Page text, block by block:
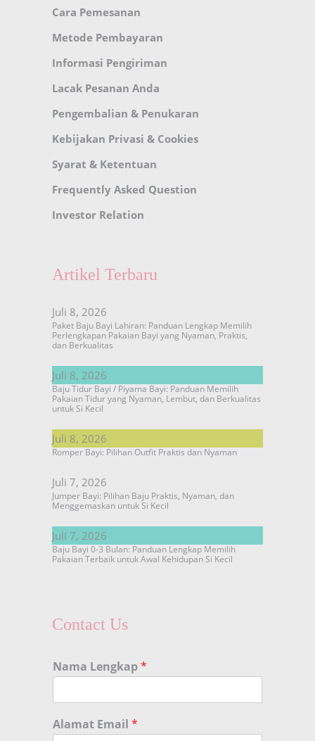
Cara Pemesanan
Metode Pembayaran
Informasi Pengiriman
Lacak Pesanan Anda
Pengembalian & Penukaran
Kebijakan Privasi & Cookies
Syarat & Ketentuan
Frequently Asked Question
Investor Relation
Artikel Terbaru
Juli 8, 2026
Paket Baju Bayi Lahiran: Panduan Lengkap Memilih
Perlengkapan Pakaian Bayi yang Nyaman, Praktis,
dan Berkualitas
Juli 8, 2026
Baju Tidur Bayi / Piyama Bayi: Panduan Memilih
Pakaian Tidur yang Nyaman, Lembut, dan Berkualitas
untuk Si Kecil
Juli 8, 2026
Romper Bayi: Pilihan Outfit Praktis dan Nyaman
Juli 7, 2026
Jumper Bayi: Pilihan Baju Praktis, Nyaman, dan
Menggemaskan untuk Si Kecil
Juli 7, 2026
Baju Bayi 0-3 Bulan: Panduan Lengkap Memilih
Pakaian Terbaik untuk Awal Kehidupan Si Kecil
Contact Us
Nama Lengkap*
Alamat Email *